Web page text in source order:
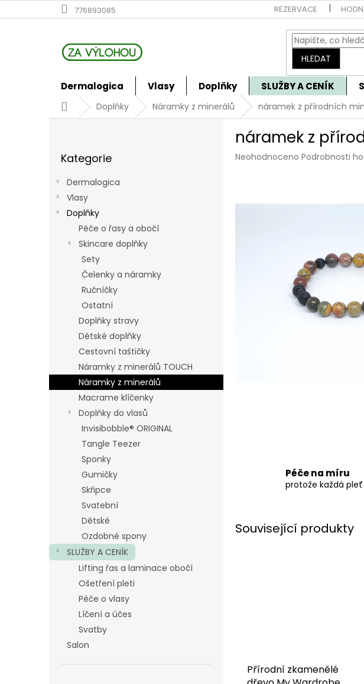
na
776893085 REZERVACE
HLEDAT
Dermalogica Vlasy Doplňky SLUŽBY A CENÍK
DomůDoplňky Náramky z minerálů náramek z přírodních
kategorie
Kategorie
Dermalogica
Vlasy
Doplňky
Péče o řasy a obočí
Skincare doplňky
Sety
Čelenky a náramky
Ručníčky
Ostatní
Doplňky stravy
Dětské doplňky
Cestovní taštičky
Náramky z minerálů TOUCH
Náramky z minerálů
Macrame klíčenky
Doplňky do vlasů
Invisibobble® ORIGINAL
Tangle Teezer
Sponky
Gumičky
Skřipce
Svatební
Dětské
Ozdobné spony
SLUŽBY A CENÍK
Lifting řas a laminace obočí
Ošetření pleti
Péče o vlasy
Líčení a účes
Svatby
Salon
náramek z
Průměrné
0,0
Neohodnoceno Podrobnosti
Péče na míru
protože každá pleť
Související produkty
Přírodní zkamenělé